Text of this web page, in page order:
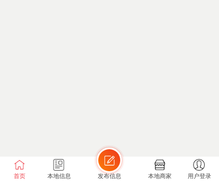
首页 本地信息 发布信息 本地商家 用户登录